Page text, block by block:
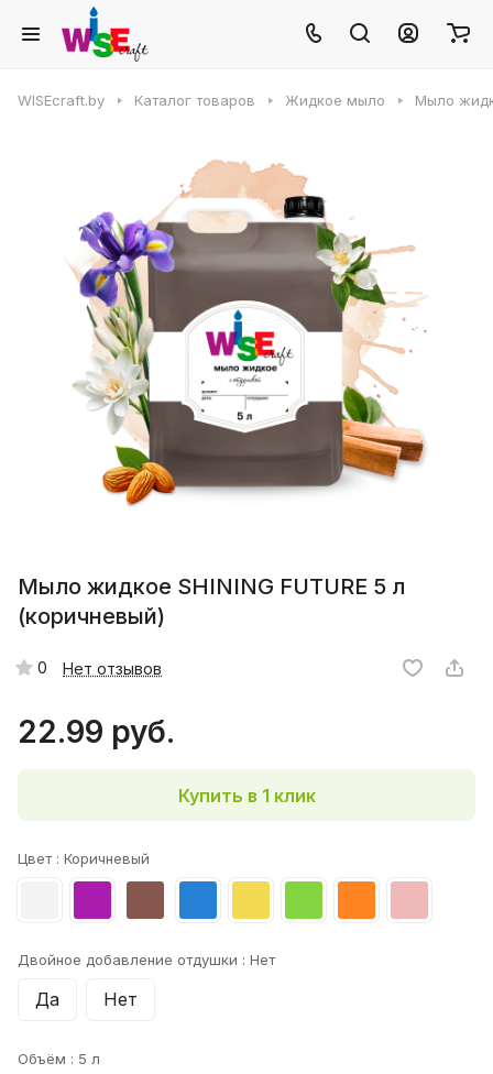
WISEcraft.by Каталог товаров Жидкое мыло Мыло
Мыло жидкое SHINING FUTURE 5 л
(коричневый)
0 Нет отзывов
22.99 руб.
Купить в 1 клик
Цвет : Коричневый
Двойное добавление отдушки : Нет
Да Нет
Объём : 5 л